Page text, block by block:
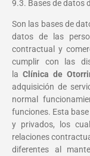
9.3. Bases de datos
Son las bases de
datos de las
contractual y
cumplir con las
laClínica de
adquisición de
normal
funciones. Esta
y privados, los
relaciones
diferentes al